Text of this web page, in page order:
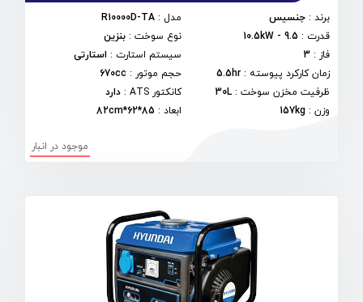
برند : جنسیس مدل :
R10000D-TA
قدرت :
9.5 - 10.5kW نوع سوخت: بنزین
فاز :
3 سیستم استارت : استارتی
زمان کارکرد پیوسته :
5.5hr حجم موتور :
670cc
ظرفیت مخزن سوخت :
30L کانکتور ATS : دارد
وزن :
157kg ابعاد:
85*62*82cm
موجود در انبار